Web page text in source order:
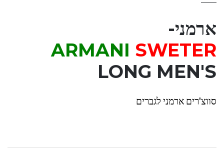
ארמני-
ARMANI SWETER
LONG MEN'S
סווצ'רים ארמני לגברים